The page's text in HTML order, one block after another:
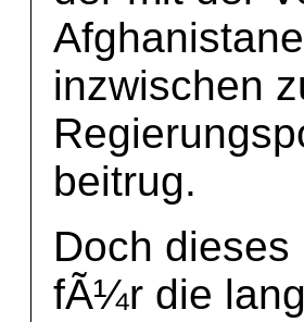
inzwischen
beitrug.
Doch
fÃ¼r die